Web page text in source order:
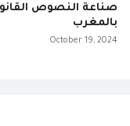
صناعة النصوص
بالمغرب
October 19, 2024